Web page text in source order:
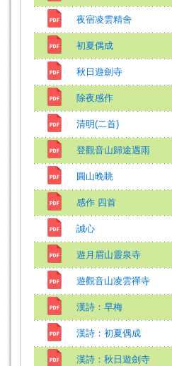
夜宿凌雲精舍
初夏偶成
秋日遊劍寺
除夜感作
清明(二首)
登觀音山歸途遇雨
圓山晚眺
感作 四首
誠心
遊月眉山靈泉寺
遊觀音山凌雲禪寺
漢詩：早梅
漢詩：初夏偶成
漢詩：秋日遊劍寺